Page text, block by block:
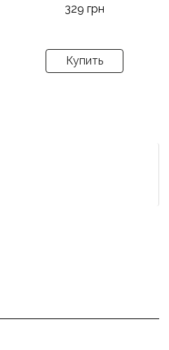
329грн
Купить